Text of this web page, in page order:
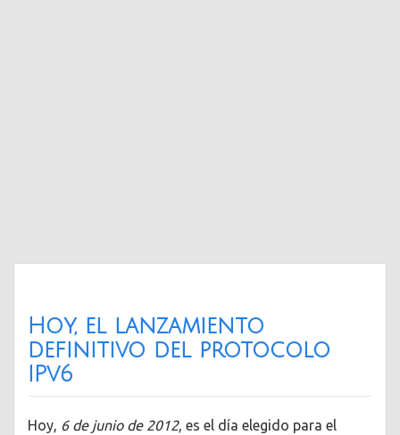
Hoy, el lanzamiento
definitivo del protocolo
IPv6
Hoy, 6 de junio de 2012, es el día elegido para el